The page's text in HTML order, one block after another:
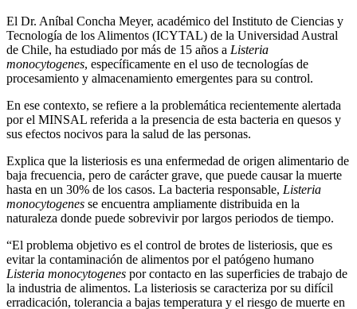
El Dr. Aníbal Concha Meyer, académico del Instituto de Ciencias y
Tecnología de los Alimentos (ICYTAL) de la Universidad Austral
de Chile, ha estudiado por más de 15 años a Listeria
monocytogenes, específicamente en el uso de tecnologías de
procesamiento y almacenamiento emergentes para su control.
En ese contexto, se refiere a la problemática recientemente alertada
por el MINSAL referida a la presencia de esta bacteria en quesos y
sus efectos nocivos para la salud de las personas.
Explica que la listeriosis es una enfermedad de origen alimentario de
baja frecuencia, pero de carácter grave, que puede causar la muerte
hasta en un 30% de los casos. La bacteria responsable, Listeria
monocytogenes se encuentra ampliamente distribuida en la
naturaleza donde puede sobrevivir por largos periodos de tiempo.
“El problema objetivo es el control de brotes de listeriosis, que es
evitar la contaminación de alimentos por el patógeno humano
Listeria monocytogenes por contacto en las superficies de trabajo de
la industria de alimentos. La listeriosis se caracteriza por su difícil
erradicación, tolerancia a bajas temperatura y el riesgo de muerte en